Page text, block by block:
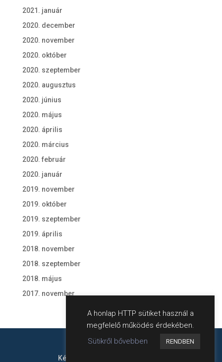
2021. január
2020. december
2020. november
2020. október
2020. szeptember
2020. augusztus
2020. június
2020. május
2020. április
2020. március
2020. február
2020. január
2019. november
2019. október
2019. szeptember
2019. április
2018. november
2018. szeptember
2018. május
2017. november
Készítette:
A honlap HTTP sütiket használ a
megfelelő működés érdekében.
Sütikről bővebben
RENDBEN